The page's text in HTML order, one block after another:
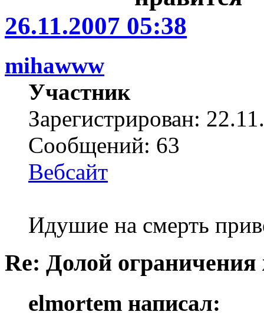
26.11.2007 05:38
mihawww
Участник
Зарегистрирован:
Сообщений: 63
Вебсайт
Идушие на смерть
Re: Долой
elmortem написал: